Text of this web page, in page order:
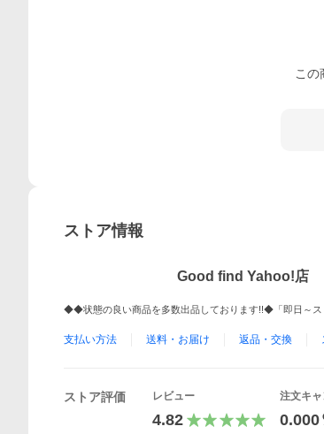
この
ストア情報
Good find Yahoo!店
◆◆状態の良い商品を多数出品しております!!◆「即日～
支払い方法 送料・お届け 返品・交換
ストア評価 レビュー
4.82
注文キ
0.000